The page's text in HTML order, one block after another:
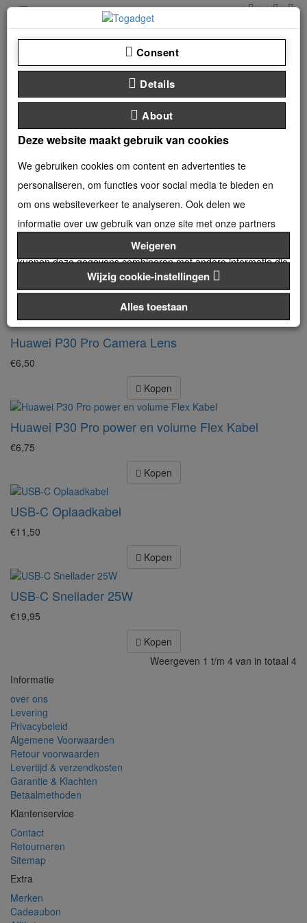
0 product(en) - €0,00
HUAWEI Huawei P30 Pro
Huawei P30 Pro
Product vergelijk (0)
Sorteren op: Weergegeven:
Huawei P30 Pro Camera Lens
€6,50
Kopen
Huawei P30 Pro power en volume Flex Kabel
€6,75
Kopen
USB-C Oplaadkabel
€11,50
Kopen
USB-C Snellader 25W
€19,95
Kopen
Weergeven 1 t/m 4 van in totaal 4
Informatie
over ons
Levering
Privacybeleid
Algemene Voorwaarden
Retour voorwaarden
Levertijd & verzendkosten
Garantie & Klachten
Betaalmethoden
Klantenservice
Contact
Retourneren
Sitemap
Extra
Merken
Cadeaubon
Consent
Details
About
Deze website maakt gebruik van cookies
We gebruiken cookies om content en advertenties te
personaliseren, om functies voor social media te bieden en
om ons websiteverkeer te analyseren. Ook delen we
informatie over uw gebruik van onze site met onze partners
voor social media, adverteren en analyse. Deze partners
kunnen deze gegevens combineren met andere informatie die
u aan ze heeft verstrekt of die ze hebben verzameld op basis
van uw gebruik van hun services.
Weigeren
Wijzig cookie-instellingen
Alles toestaan